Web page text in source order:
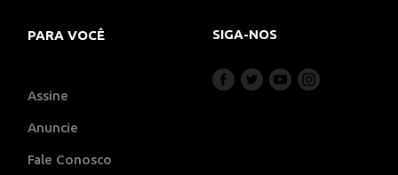
PARA VOCÊ
Assine
Anuncie
Fale Conosco
SIGA-NOS